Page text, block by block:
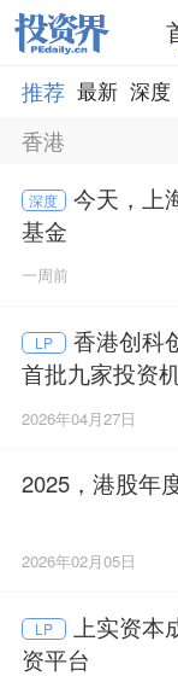
推荐 最新 深度
香港
深度
今天，上
基金
一周前
LP
香港创科
首批九家投资
2026年04月27日
2025，港股年
2026年02月05日
LP
上实资本
资平台